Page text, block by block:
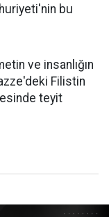
bu
ve insanlığın
Filistin
teyit